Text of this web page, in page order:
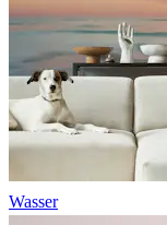
Wasser